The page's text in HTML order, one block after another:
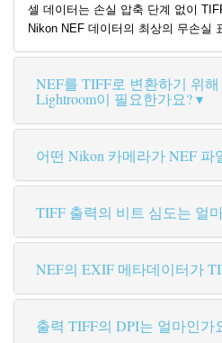
셀 데이터는 손실 압축 단계 없이
Nikon NEF 데이터의 최상의 무손실
NEF를 TIFF로 변환하기 위해
Lightroom이 필요한가요?
어떤 Nikon 카메라가 NEF 파
TIFF 출력의 비트 심도는 얼
NEF의 EXIF 메타데이터가
출력 TIFF의 DPI는 얼마인가